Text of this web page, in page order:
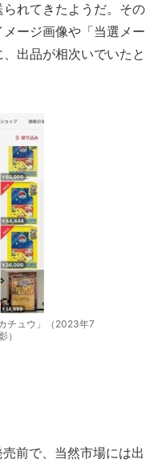
れてきたようだ。その
ージ画像や「当選メー
出品が相次いでいたと
チュウ」（2023年7
）
前で、当然市場には出